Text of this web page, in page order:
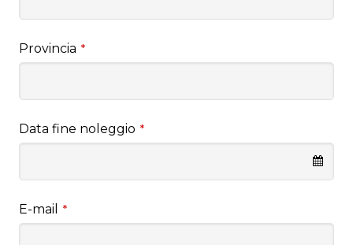
Provincia *
Data fine noleggio *
E-mail *